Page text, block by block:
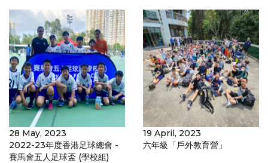
28 May, 2023
2022-23年度香港足球總會 -
賽馬會五人足球盃 (學校組)
19 April, 2023
六年級「戶外教育營」